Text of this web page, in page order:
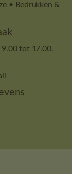
• Bedrukken &
9.00 tot 17.00.